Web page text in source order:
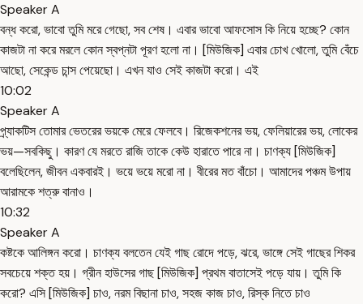
Speaker A
বন্ধ করো, ভাবো তুমি মরে গেছো, সব শেষ। এবার ভাবো আফসোস কি নিয়ে হচ্ছে? কোন
কাজটা না করে মরলে কোন স্বপ্নটা পূরণ হলো না। [মিউজিক] এবার চোখ খোলো, তুমি বেঁচে
আছো, সেকেন্ড চান্স পেয়েছো। এখন যাও সেই কাজটা করো। এই
10:02
Speaker A
প্র্যাকটিস তোমার ভেতরের ভয়কে মেরে ফেলবে। রিজেকশনের ভয়, ফেলিয়ারের ভয়, লোকের
ভয়—সবকিছু। কারণ যে মরতে রাজি তাকে কেউ হারাতে পারে না। চাণক্য [মিউজিক]
বলেছিলেন, জীবন একবারই। ভয়ে ভয়ে মরো না। বীরের মত বাঁচো। আমাদের পঞ্চম উপায়
আরামকে শত্রু বানাও।
10:32
Speaker A
কষ্টকে আলিঙ্গন করো। চাণক্য বলতেন যেই গাছ রোদে পড়ে, ঝরে, ভাঙ্গে সেই গাছের শিকর
সবচেয়ে শক্ত হয়। গ্রীন হাউসের গাছ [মিউজিক] প্রথম বাতাসেই পড়ে যায়। তুমি কি
করো? এসি [মিউজিক] চাও, নরম বিছানা চাও, সহজ কাজ চাও, রিস্ক নিতে চাও